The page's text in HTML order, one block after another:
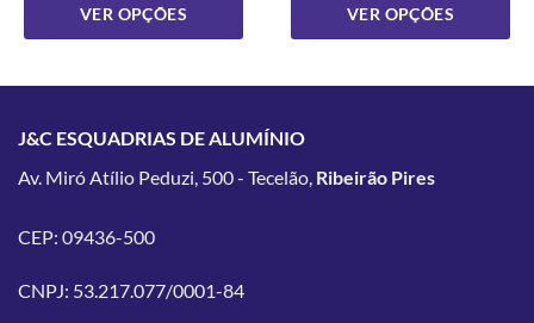
VER OPÇÕES
variantes.
As
ser
na
VER OPÇÕES
As
J&C ESQUADRIAS DE ALUMÍNIO
Av. Miró Atílio Peduzi, 500 - Tecelão, Ribeirão Pires
CEP: 09436-500
CNPJ: 53.217.077/0001-84